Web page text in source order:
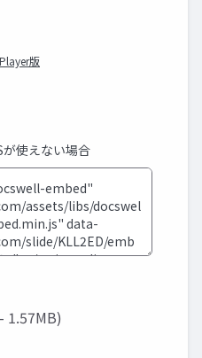
版
が使えない場合
1.57MB)